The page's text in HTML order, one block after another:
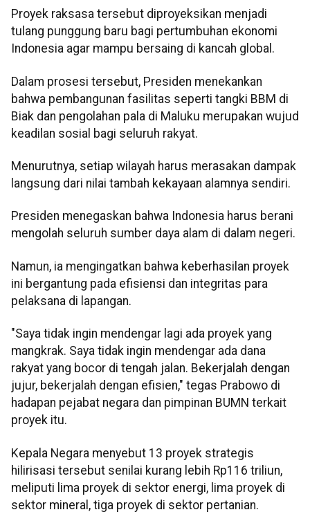
Proyek raksasa tersebut diproyeksikan menjadi
tulang punggung baru bagi pertumbuhan ekonomi
Indonesia agar mampu bersaing di kancah global.
Dalam prosesi tersebut, Presiden menekankan
bahwa pembangunan fasilitas seperti tangki BBM di
Biak dan pengolahan pala di Maluku merupakan wujud
keadilan sosial bagi seluruh rakyat.
Menurutnya, setiap wilayah harus merasakan dampak
langsung dari nilai tambah kekayaan alamnya sendiri.
​Presiden menegaskan bahwa Indonesia harus berani
mengolah seluruh sumber daya alam di dalam negeri.
Namun, ia mengingatkan bahwa keberhasilan proyek
ini bergantung pada efisiensi dan integritas para
pelaksana di lapangan.
"Saya tidak ingin mendengar lagi ada proyek yang
mangkrak. Saya tidak ingin mendengar ada dana
rakyat yang bocor di tengah jalan. Bekerjalah dengan
jujur, bekerjalah dengan efisien," tegas Prabowo di
hadapan pejabat negara dan pimpinan BUMN terkait
proyek itu.
Kepala Negara menyebut 13 proyek strategis
hilirisasi tersebut senilai kurang lebih Rp116 triliun,
meliputi lima proyek di sektor energi, lima proyek di
sektor mineral, tiga proyek di sektor pertanian.